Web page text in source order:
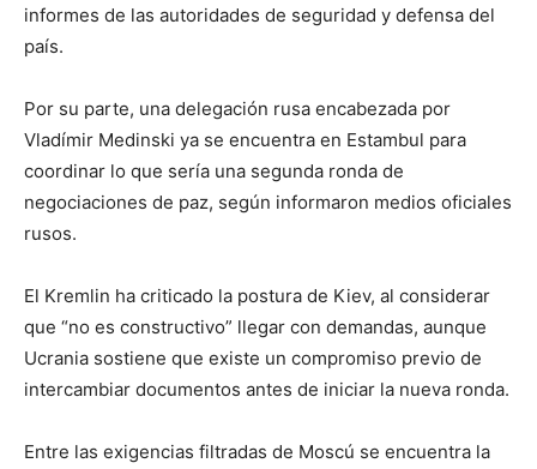
informes de las autoridades de seguridad y defensa del
país.
Por su parte, una delegación rusa encabezada por
Vladímir Medinski ya se encuentra en Estambul para
coordinar lo que sería una segunda ronda de
negociaciones de paz, según informaron medios oficiales
rusos.
El Kremlin ha criticado la postura de Kiev, al considerar
que “no es constructivo” llegar con demandas, aunque
Ucrania sostiene que existe un compromiso previo de
intercambiar documentos antes de iniciar la nueva ronda.
Entre las exigencias filtradas de Moscú se encuentra la